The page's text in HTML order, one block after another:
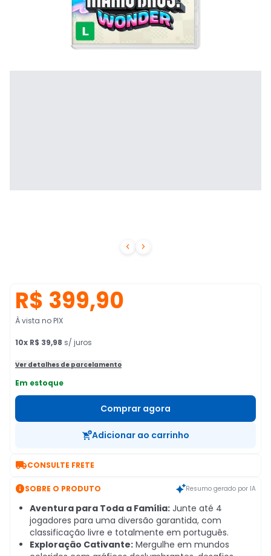
 
R$ 399,90
À vista no PIX
10x R$ 39,98 s/ juros
Ver detalhes de parcelamento
Em estoque
Comprar agora
Adicionar ao carrinho
CONSULTE FRETE
SOBRE O PRODUTO Resumo gerado por IA
Aventura para Toda a Família: Junte até 4
jogadores para uma diversão garantida, com
classificação livre e totalmente em português.
Exploração Cativante: Mergulhe em mundos